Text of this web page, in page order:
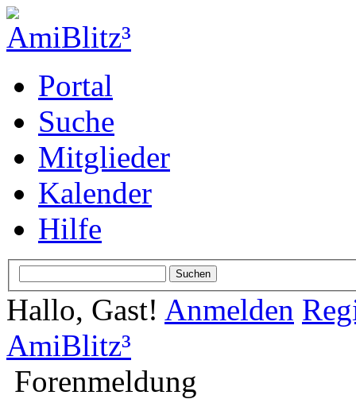
Portal
Suche
Mitglieder
Kalender
Hilfe
Hallo, Gast! Anmelden
AmiBlitz³
Forenmeldung